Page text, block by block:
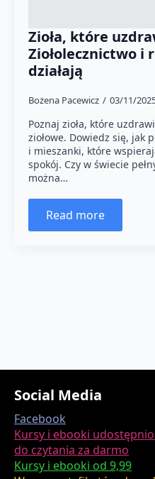
Zioła, które
Ziołolecznictwo i
działają
Bożena Pacewicz 03/11/
Poznaj zioła, które
ziołowe. Dowiedz się, jak
i mieszanki, które
spokój. Czy w świecie
można…
Read more
Social Media
Facebook
Kursy i ebooki
do czytania za darmo
Kursy i ebooki od 9,99